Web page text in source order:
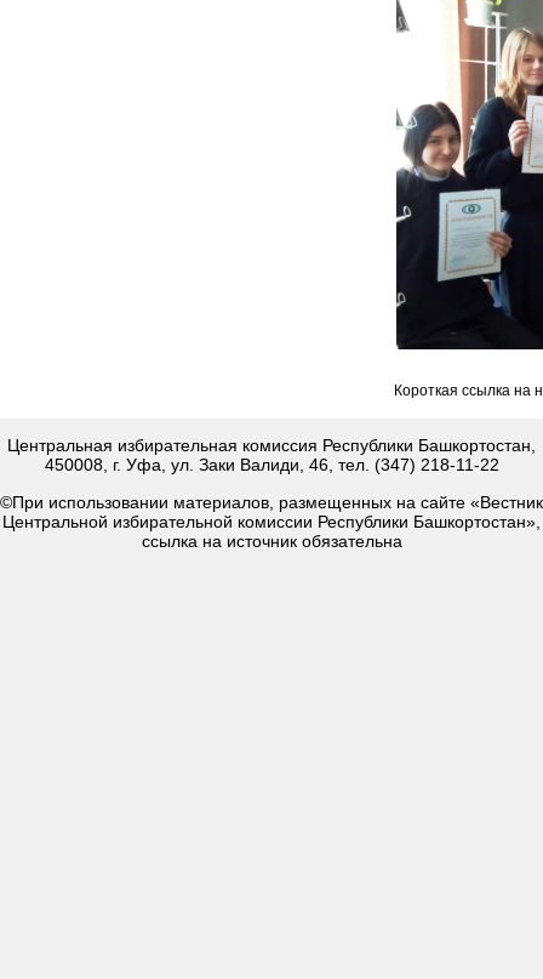
Короткая ссылка на
Центральная избирательная комиссия Республики Башкортостан,
450008, г. Уфа, ул. Заки Валиди, 46, тел. (347) 218-11-22
©При использовании материалов, размещенных на сайте «Вестник
Центральной избирательной комиссии Республики Башкортостан»,
ссылка на источник обязательна